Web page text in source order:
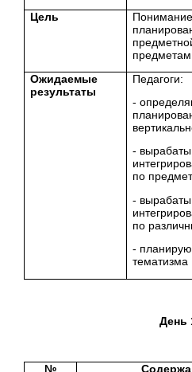
Цель
Понимание
Ожидаемые
результаты
Педагоги:
-
-
по
-
по
-
тематизма
День
№